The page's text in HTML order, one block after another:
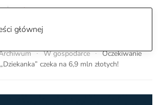
głównej
W gospodarce
Oczekiwanie
czeka na 6,9 mln złotych!